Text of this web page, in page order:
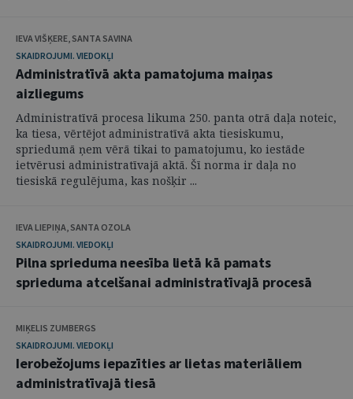
IEVA VIŠĶERE, SANTA SAVINA
SKAIDROJUMI. VIEDOKĻI
Administratīvā akta pamatojuma maiņas
aizliegums
Administratīvā procesa likuma 250. panta otrā daļa noteic,
ka tiesa, vērtējot administratīvā akta tiesiskumu,
spriedumā ņem vērā tikai to pamatojumu, ko iestāde
ietvērusi administratīvajā aktā. Šī norma ir daļa no
tiesiskā regulējuma, kas nošķir ...
IEVA LIEPIŅA, SANTA OZOLA
SKAIDROJUMI. VIEDOKĻI
Pilna sprieduma neesība lietā kā pamats
sprieduma atcelšanai administratīvajā procesā
MIĶELIS ZUMBERGS
SKAIDROJUMI. VIEDOKĻI
Ierobežojums iepazīties ar lietas materiāliem
administratīvajā tiesā